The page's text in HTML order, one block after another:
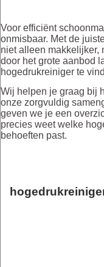
Voor efficiënt
onmisbaar. Met de
niet alleen makkelijker,
door het grote aanbod
hogedrukreiniger te
Wij helpen je graag bij
onze zorgvuldig
geven we je een
precies weet welke
behoeften past.